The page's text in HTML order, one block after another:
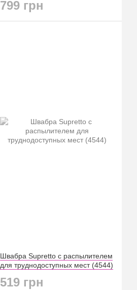
799 грн
Швабра Supretto с распылителем
для труднодоступных мест (4544)
519 грн